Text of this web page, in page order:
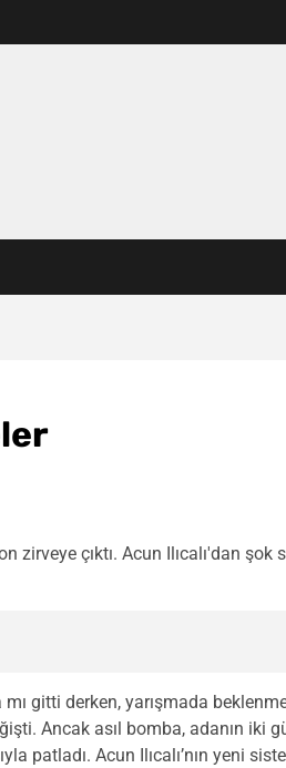
zirveye çıktı. Acun Ilıcalı'dan şok
gitti derken, yarışmada
Ancak asıl bomba, adanın iki
patladı. Acun Ilıcalı’nın yeni